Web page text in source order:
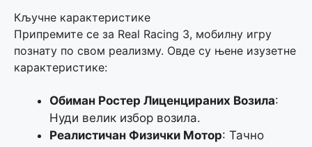
Кључне карактеристике
Припремите се за Real Racing 3, мобилну игру
познату по свом реализму. Овде су њене изузетне
карактеристике:
Обиман Ростер Лиценцираних Возила:
Нуди велик избор возила.
Реалистичан Физички Мотор: Тачно